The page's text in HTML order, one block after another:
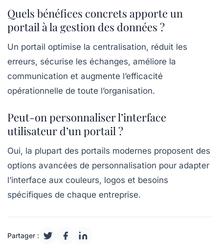
Quels bénéfices concrets apporte un
portail à la gestion des données ?
Un portail optimise la centralisation, réduit les
erreurs, sécurise les échanges, améliore la
communication et augmente l’efficacité
opérationnelle de toute l’organisation.
Peut-on personnaliser l’interface
utilisateur d’un portail ?
Oui, la plupart des portails modernes proposent des
options avancées de personnalisation pour adapter
l’interface aux couleurs, logos et besoins
spécifiques de chaque entreprise.
Partager :